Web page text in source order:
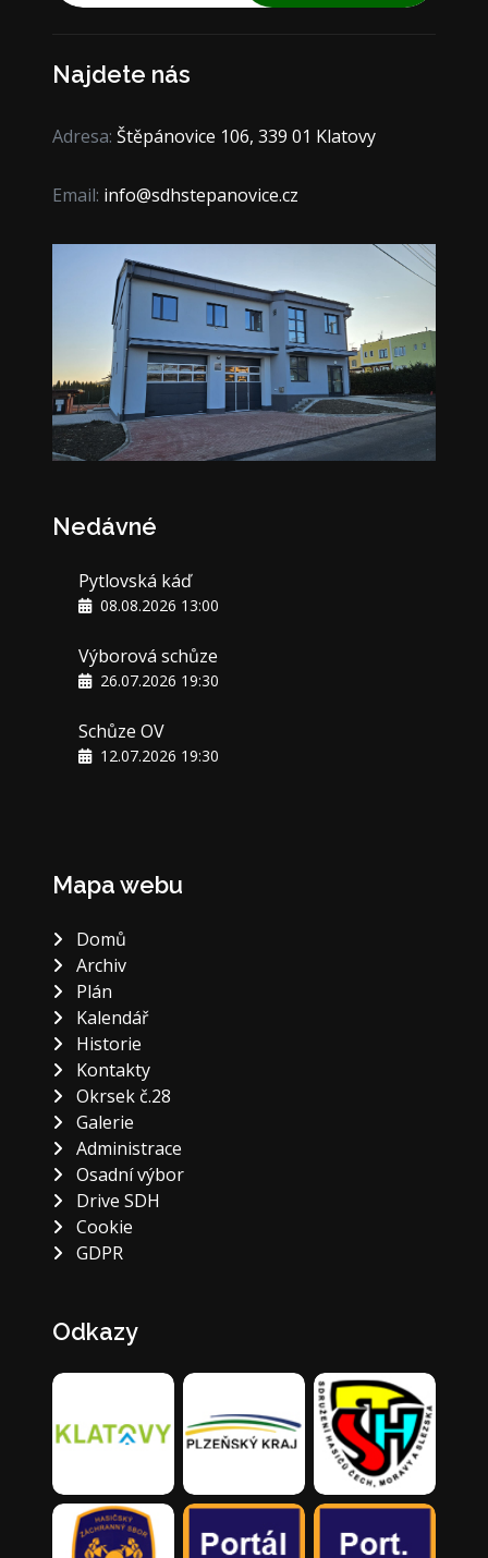
Najdete nás
Adresa: Štěpánovice 106, 339 01 Klatovy
Email: info@sdhstepanovice.cz
Nedávné
Pytlovská káď
08.08.2026 13:00
Výborová schůze
26.07.2026 19:30
Schůze OV
12.07.2026 19:30
Mapa webu
Domů
Archiv
Plán
Kalendář
Historie
Kontakty
Okrsek č.28
Galerie
Administrace
Osadní výbor
Drive SDH
Cookie
GDPR
Odkazy